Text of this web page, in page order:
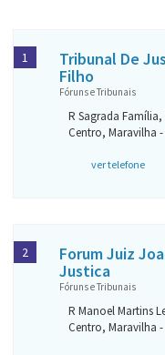
Tribunal De
Filho
Fóruns e Tribunais
R Sagrada Família,
Centro, Maravilha -
ver telefone
1
Forum Juiz
Justica
Fóruns e Tribunais
R Manoel Martins
Centro, Maravilha -
2